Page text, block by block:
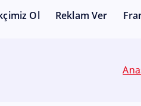
Ol
Reklam Ver